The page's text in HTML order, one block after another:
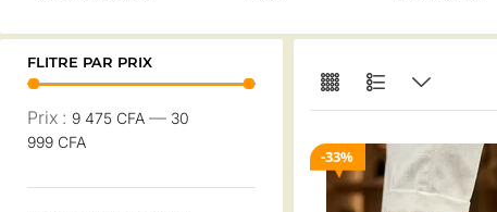
FLITRE PAR PRIX
Prix : 9 475 CFA — 30
999 CFA
33%